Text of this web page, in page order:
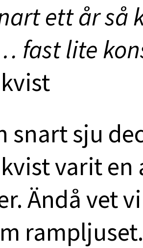
ett år så
fast lite
snart sju
varit en
Ändå vet